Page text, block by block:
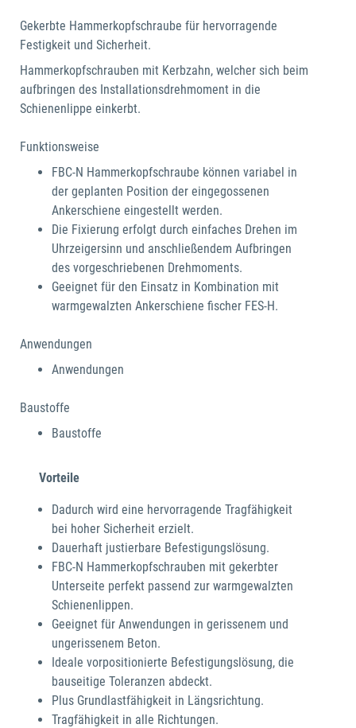
Gekerbte Hammerkopfschraube für hervorragende
Festigkeit und Sicherheit.
Hammerkopfschrauben mit Kerbzahn, welcher sich beim
aufbringen des Installationsdrehmoment in die
Schienenlippe einkerbt.
Funktionsweise
FBC-N Hammerkopfschraube können variabel in
der geplanten Position der eingegossenen
Ankerschiene eingestellt werden.
Die Fixierung erfolgt durch einfaches Drehen im
Uhrzeigersinn und anschließendem Aufbringen
des vorgeschriebenen Drehmoments.
Geeignet für den Einsatz in Kombination mit
warmgewalzten Ankerschiene fischer FES-H.
Anwendungen
Anwendungen
Baustoffe
Baustoffe
Vorteile
Dadurch wird eine hervorragende Tragfähigkeit
bei hoher Sicherheit erzielt.
Dauerhaft justierbare Befestigungslösung.
FBC-N Hammerkopfschrauben mit gekerbter
Unterseite perfekt passend zur warmgewalzten
Schienenlippen.
Geeignet für Anwendungen in gerissenem und
ungerissenem Beton.
Ideale vorpositionierte Befestigungslösung, die
bauseitige Toleranzen abdeckt.
Plus Grundlastfähigkeit in Längsrichtung.
Tragfähigkeit in alle Richtungen.